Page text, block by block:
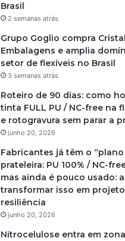
Brasil
2 semanas atrás
Grupo Goglio compra Cristal
Embalagens e amplia
setor de flexíveis no Brasil
3 semanas atrás
Roteiro de 90 dias: como
tinta FULL PU / NC-free na
e rotogravura sem parar a
junho 20, 2026
Fabricantes já têm o “plano
prateleira: PU 100% / NC-
mas ainda é pouco usado:
transformar isso em
resiliência
junho 20, 2026
Nitrocelulose entra em